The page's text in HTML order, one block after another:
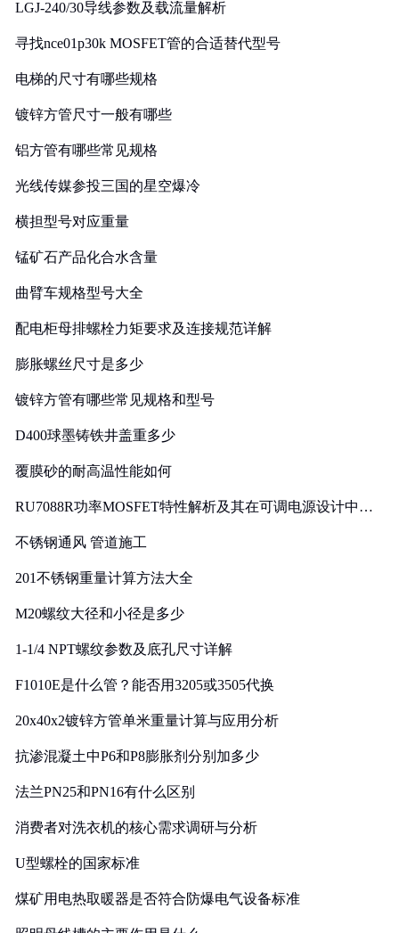
LGJ-240/30导线参数及载流量解析
寻找nce01p30k MOSFET管的合适替代型号
电梯的尺寸有哪些规格
镀锌方管尺寸一般有哪些
铝方管有哪些常见规格
光线传媒参投三国的星空爆冷
横担型号对应重量
锰矿石产品化合水含量
曲臂车规格型号大全
配电柜母排螺栓力矩要求及连接规范详解
膨胀螺丝尺寸是多少
镀锌方管有哪些常见规格和型号
D400球墨铸铁井盖重多少
覆膜砂的耐高温性能如何
RU7088R功率MOSFET特性解析及其在可调电源设计中的
不锈钢通风 管道施工
201不锈钢重量计算方法大全
M20螺纹大径和小径是多少
1-1/4 NPT螺纹参数及底孔尺寸详解
F1010E是什么管？能否用3205或3505代换
20x40x2镀锌方管单米重量计算与应用分析
抗渗混凝土中P6和P8膨胀剂分别加多少
法兰PN25和PN16有什么区别
消费者对洗衣机的核心需求调研与分析
U型螺栓的国家标准
煤矿用电热取暖器是否符合防爆电气设备标准